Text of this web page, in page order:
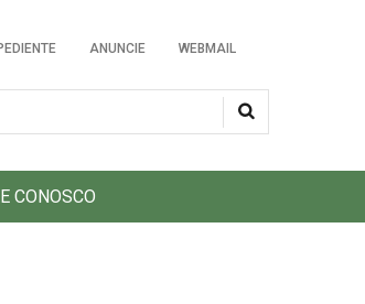
ANUNCIE WEBMAIL
CONOSCO